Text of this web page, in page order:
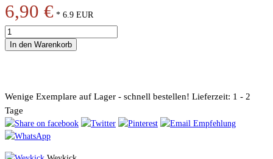
6,90 € * 6.9 EUR
In den Warenkorb
Wenige Exemplare auf Lager - schnell bestellen! Lieferzeit: 1 - 2
Tage